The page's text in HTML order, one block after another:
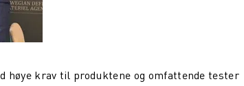
høye krav til produktene og omfattende tester